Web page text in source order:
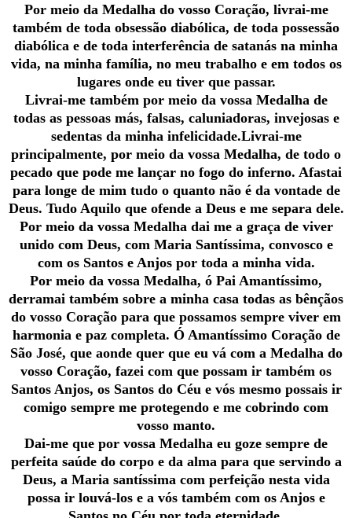
Por meio da Medalha do vosso Coração, livrai-me
também de toda obsessão diabólica, de toda possessão
diabólica e de toda interferência de satanás na minha
vida, na minha família, no meu trabalho e em todos os
lugares onde eu tiver que passar.
Livrai-me também por meio da vossa Medalha de
todas as pessoas más, falsas, caluniadoras, invejosas e
sedentas da minha infelicidade.Livrai-me
principalmente, por meio da vossa Medalha, de todo o
pecado que pode me lançar no fogo do inferno. Afastai
para longe de mim tudo o quanto não é da vontade de
Deus. Tudo Aquilo que ofende a Deus e me separa dele.
Por meio da vossa Medalha dai me a graça de viver
unido com Deus, com Maria Santíssima, convosco e
com os Santos e Anjos por toda a minha vida.
Por meio da vossa Medalha, ó Pai Amantíssimo,
derramai também sobre a minha casa todas as bênçãos
do vosso Coração para que possamos sempre viver em
harmonia e paz completa. Ó Amantíssimo Coração de
São José, que aonde quer que eu vá com a Medalha do
vosso Coração, fazei com que possam ir também os
Santos Anjos, os Santos do Céu e vós mesmo possais ir
comigo sempre me protegendo e me cobrindo com
vosso manto.
Dai-me que por vossa Medalha eu goze sempre de
perfeita saúde do corpo e da alma para que servindo a
Deus, a Maria santíssima com perfeição nesta vida
possa ir louvá-los e a vós também com os Anjos e